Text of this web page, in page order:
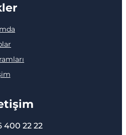
400 22 22